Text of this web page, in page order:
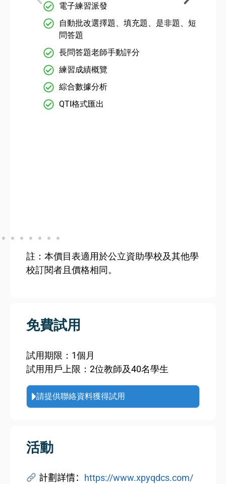
電子練習派發
自動批改選擇題、填充題、是非題、短
問答題
長問答題老師手動評分
練習成績概覽
綜合數據分析
QTI格式匯出
註：本價目表適用於公立資助學校及其他學
校訂閱者且價格相同。
免費試用
試用期限：1個月
試用用戶上限：2位教師及40名學生
請提供聯絡資料獲得試用
活動
計劃詳情： https://www.xpyqdcs.com/